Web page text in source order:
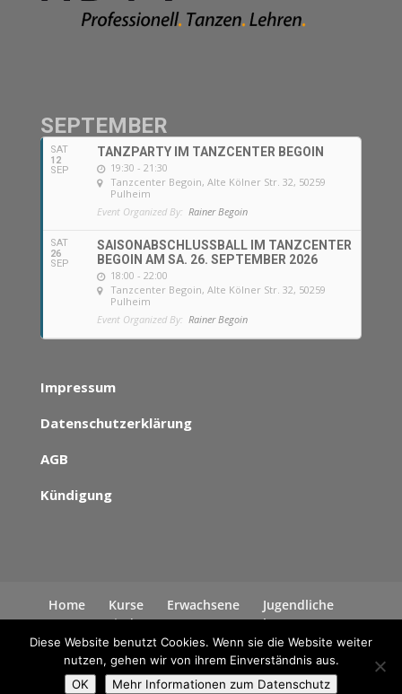
SEPTEMBER
SAT
12
SEP
TANZPARTY IM TANZCENTER BEGOIN
19:30 - 21:30
Tanzcenter Begoin, Alte Kölner Str. 32, 50259
Pulheim
Event Organized By: Rainer Begoin
SAT
26
SEP
SAISONABSCHLUSSBALL IM TANZCENTER
BEGOIN AM SA. 26. SEPTEMBER 2026
18:00 - 22:00
Tanzcenter Begoin, Alte Kölner Str. 32, 50259
Pulheim
Event Organized By: Rainer Begoin
Impressum
Datenschutzerklärung
AGB
Kündigung
Home Kurse Erwachsene
Jugendliche
Kinder
News
Kontakt
Datenschutzerklärung
Alle Rechte liegen bei Rainer Begoin
Diese Website benutzt Cookies. Wenn sie die Website weiter
nutzen, gehen wir von ihrem Einverständnis aus.
OK
Mehr Informationen zum Datenschutz